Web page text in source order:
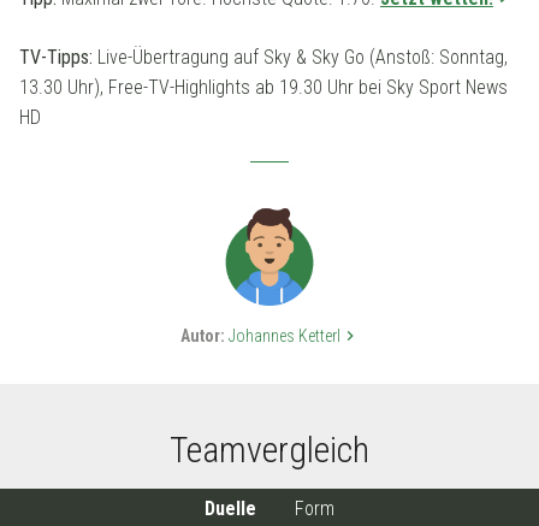
TV-Tipps: Live-Übertragung auf Sky & Sky Go (Anstoß: Sonntag,
13.30 Uhr), Free-TV-Highlights ab 19.30 Uhr bei Sky Sport News
HD
Autor: Johannes Ketterl keyboard_arrow_right
Teamvergleich
Duelle
Form